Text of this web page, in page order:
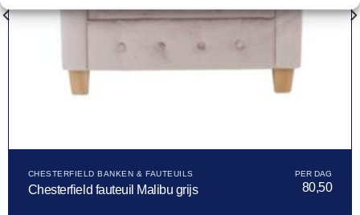
CHESTERFIELD BANKEN & FAUTEUILS
Chesterfield fauteuil Malibu grijs 80,50